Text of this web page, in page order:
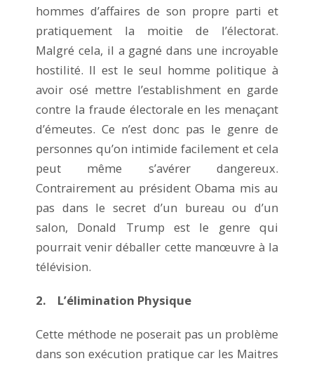
hommes d’affaires de son propre parti et
pratiquement la moitie de l’électorat.
Malgré cela, il a gagné dans une incroyable
hostilité. Il est le seul homme politique à
avoir osé mettre l’establishment en garde
contre la fraude électorale en les menaçant
d’émeutes. Ce n’est donc pas le genre de
personnes qu’on intimide facilement et cela
peut même s’avérer dangereux.
Contrairement au président Obama mis au
pas dans le secret d’un bureau ou d’un
salon, Donald Trump est le genre qui
pourrait venir déballer cette manœuvre à la
télévision.
2. L’élimination Physique
Cette méthode ne poserait pas un problème
dans son exécution pratique car les Maitres